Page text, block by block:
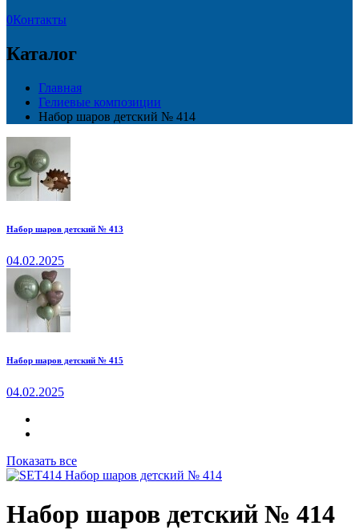
0Контакты
Каталог
Главная
Гелиевые композиции
Набор шаров детский № 414
Набор шаров детский № 413
04.02.2025
Набор шаров детский № 415
04.02.2025
Показать все
Набор шаров детский № 414